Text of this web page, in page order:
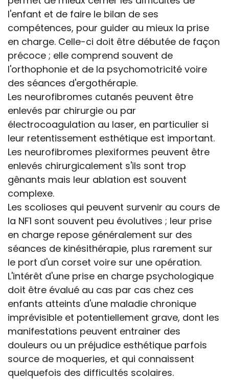
l'enfant et de faire le bilan de ses
compétences, pour guider au mieux la prise
en charge. Celle-ci doit être débutée de façon
précoce ; elle comprend souvent de
l'orthophonie et de la psychomotricité voire
des séances d'ergothérapie.
Les neurofibromes cutanés peuvent être
enlevés par chirurgie ou par
électrocoagulation au laser, en particulier si
leur retentissement esthétique est important.
Les neurofibromes plexiformes peuvent être
enlevés chirurgicalement s'ils sont trop
gênants mais leur ablation est souvent
complexe.
Les scolioses qui peuvent survenir au cours de
la NF1 sont souvent peu évolutives ; leur prise
en charge repose généralement sur des
séances de kinésithérapie, plus rarement sur
le port d'un corset voire sur une opération.
L'intérêt d'une prise en charge psychologique
doit être évalué au cas par cas chez ces
enfants atteints d'une maladie chronique
imprévisible et potentiellement grave, dont les
manifestations peuvent entrainer des
douleurs ou un préjudice esthétique parfois
source de moqueries, et qui connaissent
quelquefois des difficultés scolaires.